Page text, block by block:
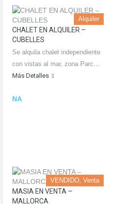
Alquiler
CHALET EN ALQUILER –
CUBELLES
Se alquila chalet independiente
con vistas al mar, zona Parc…
Más Detalles
NA
VENDIDO, Venta
MASIA EN VENTA –
MALLORCA